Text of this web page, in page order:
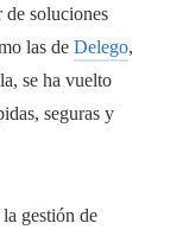
de soluciones
las de Delego,
se ha vuelto
seguras y
gestión de